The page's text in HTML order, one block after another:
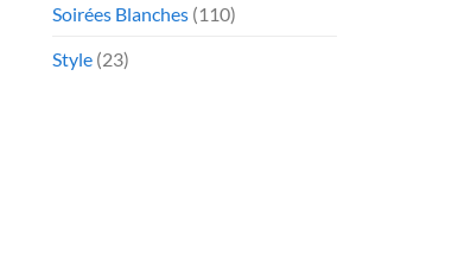
Soirées Blanches (110)
Style (23)